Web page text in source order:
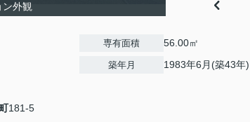
ン外観
181-5
専有面積 56.00㎡
築年月 1983年6月(築43年)